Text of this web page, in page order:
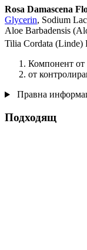
Rosa Damascena
Glycerin, Sodium
Aloe Barbadensis
Tilia Cordata (Linde)
Компонент от
от
Правна
Подходящ